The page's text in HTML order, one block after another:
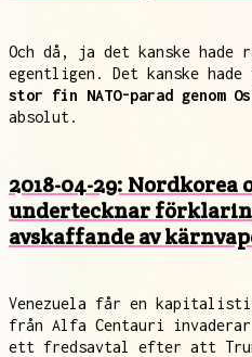
Och då, ja det kanske hade
egentligen. Det kanske
stor fin NATO-parad genom
absolut.
2018-04-29: Nordkorea
undertecknar
avskaffande av
Venezuela får en
från Alfa Centauri
ett fredsavtal efter att